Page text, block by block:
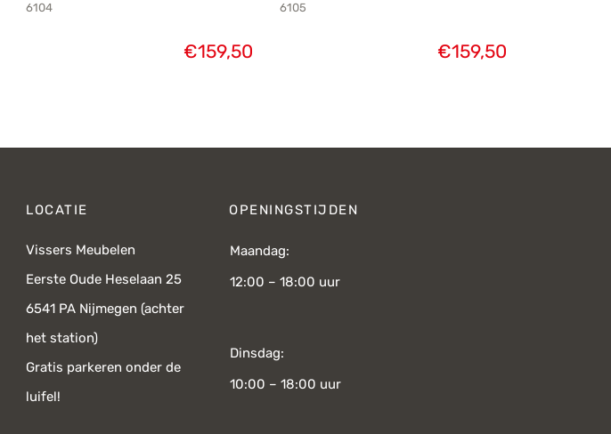
6104
€159,50
6105
€159,50
LOCATIE
Vissers Meubelen
Eerste Oude Heselaan 25
6541 PA Nijmegen (achter
het station)
Gratis parkeren onder de
luifel!
OPENINGSTIJDEN
Maandag:
12:00 – 18:00 uur
Dinsdag:
10:00 – 18:00 uur